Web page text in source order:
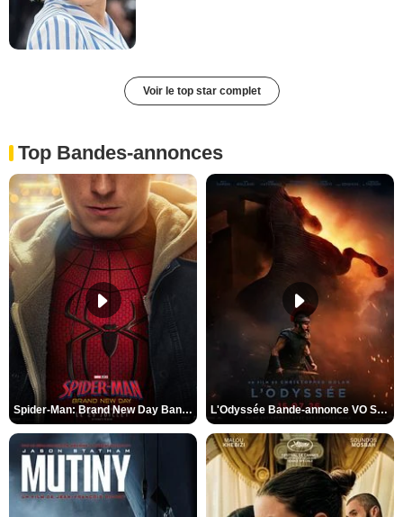
Voir le top star complet
Top Bandes-annonces
Spider-Man: Brand New Day Bande-annonce VO STFR L'Odyssée Bande-annonce VO STFR